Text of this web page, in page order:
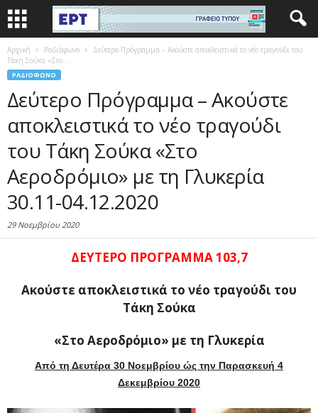
Αρχική Ραδιόφωνο
Δεύτερο Πρόγραμμα – Ακούστε αποκλειστικά το νέο τραγούδι του
Τάκη Σούκα «Στο...
ΡΑΔΙΌΦΩΝΟ
Δεύτερο Πρόγραμμα – Ακούστε
αποκλειστικά το νέο τραγούδι
του Τάκη Σούκα «Στο
Αεροδρόμιο» με τη Γλυκερία
30.11-04.12.2020
29 Νοεμβρίου 2020
ΔΕΥΤΕΡΟ ΠΡΟΓΡΑΜΜΑ 103,7
Ακούστε αποκλειστικά το νέο τραγούδι του
Τάκη Σούκα
«Στο Αεροδρόμιο» με τη Γλυκερία
Από τη Δευτέρα 30 Νοεμβρίου ώς την Παρασκευή 4
Δεκεμβρίου 2020